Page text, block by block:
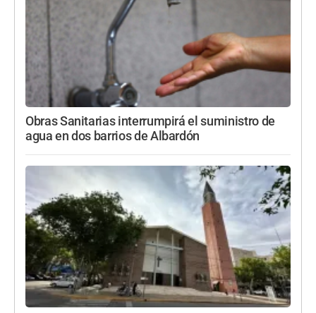
Obras Sanitarias interrumpirá el suministro de
agua en dos barrios de Albardón